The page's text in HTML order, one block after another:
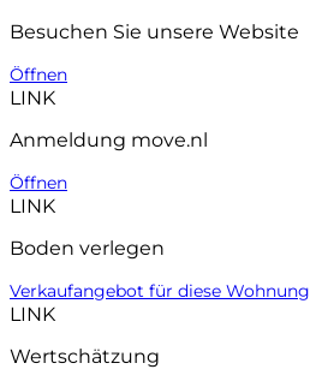
Besuchen Sie unsere Website
Öffnen
LINK
Anmeldung move.nl
Öffnen
LINK
Boden verlegen
Verkaufangebot für diese Wohnung
LINK
Wertschätzung